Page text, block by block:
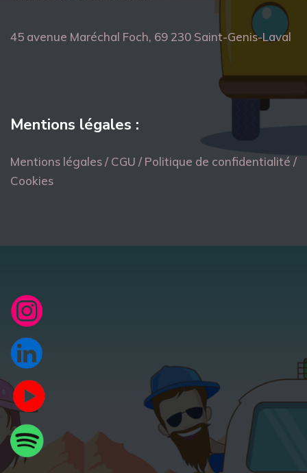
45 avenue Maréchal Foch, 69 230 Saint-Genis-Laval
Mentions légales :
Mentions légales / CGU / Politique de confidentialité /
Cookies